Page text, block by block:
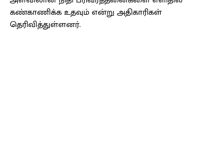
கண்காணிக்க உதவும் என்று அதிகாரிகள்
தெரிவித்துள்ளனர்.